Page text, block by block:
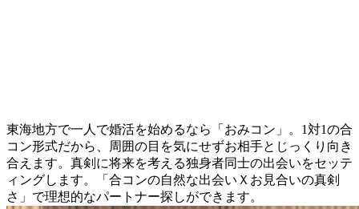
東海地方で一人で婚活を始めるなら「おみコン」。1対1の合
コン形式だから、周囲の目を気にせずお相手とじっくり向き
合えます。真剣に将来を考える独身者同士の出会いをセッテ
ィングします。「合コンの自然な出会いＸお見合いの真剣
さ」で理想的なパートナー探しができます。